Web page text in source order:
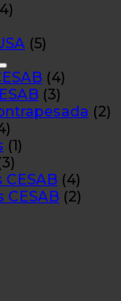
(5)
(4)
(3)
(2)
(1)
(4)
CESAB (2)